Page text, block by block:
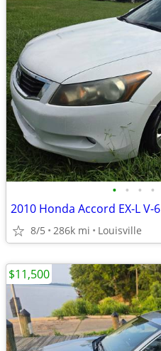
• • • •
2010 Honda Accord EX-L V-6
8/5 286k mi Louisville
$11,500